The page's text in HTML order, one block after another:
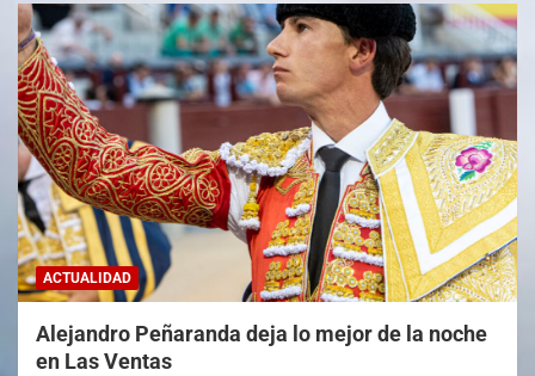
ACTUALIDAD
Alejandro Peñaranda deja lo mejor de la noche
en Las Ventas